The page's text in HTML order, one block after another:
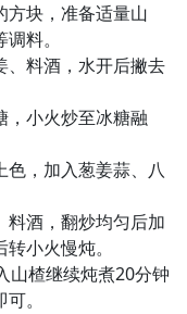
方块，准备适量山
料。
、料酒，水开后撇去
，小火炒至冰糖融
，加入葱姜蒜、八
料酒，翻炒均匀后加
小火慢炖。
山楂继续炖煮20分钟
。